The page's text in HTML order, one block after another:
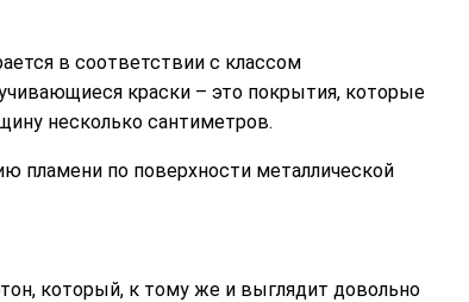
в соответствии с классом
краски – это покрытия, которые
несколько сантиметров.
пламени по поверхности металлической
который, к тому же и выглядит довольно